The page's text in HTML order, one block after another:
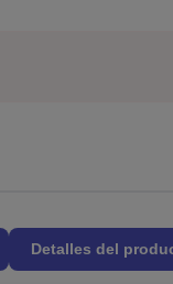
Detalles del